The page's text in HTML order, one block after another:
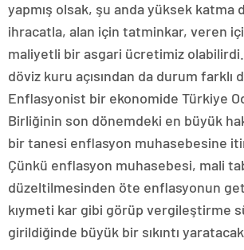
yapmış olsak, şu anda yüksek katma
ihracatla, alan için tatminkar, veren
maliyetli bir asgari ücretimiz
döviz kuru açısından da durum farklı
Enflasyonist bir ekonomide Türkiye
Birliğinin son dönemdeki en büyük
bir tanesi enflasyon muhasebesine
Çünkü enflasyon muhasebesi, mali
düzeltilmesinden öte enflasyonun
kıymeti kar gibi görüp vergileştirme
girildiğinde büyük bir sıkıntı